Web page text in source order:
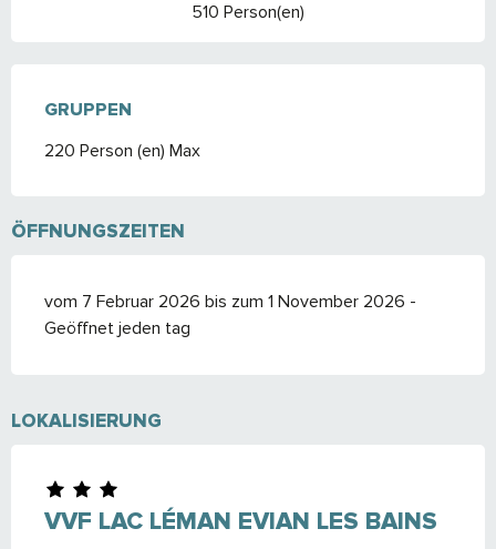
510 Person(en)
GRUPPEN
GRUPPEN
220 Person (en) Max
ÖFFNUNGSZEITEN
vom 7 Februar 2026 bis zum 1 November 2026 -
Geöffnet jeden tag
LOKALISIERUNG
VVF LAC LÉMAN EVIAN LES BAINS